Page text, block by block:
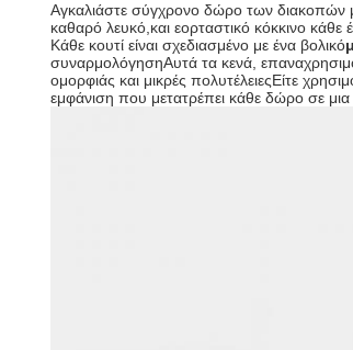
Αγκαλιάστε σύγχρονο δώρο των διακοπών
καθαρό λευκό,και εορταστικό κόκκινο κάθε
Κάθε κουτί είναι σχεδιασμένο με ένα βολικό
συναρμολόγησηΑυτά τα κενά,
ομορφιάς και μικρές πολυτέλειεςΕίτε
εμφάνιση που μετατρέπει κάθε δώρο σε μια